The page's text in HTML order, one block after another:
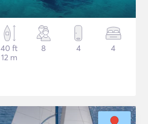
40 ft
12 m
8 4 4